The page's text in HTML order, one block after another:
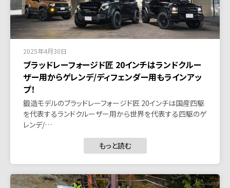
2025年4月30日
ブラッドレーフォージド匠 20インチはランドクルー
ザー用からゲレンデ/ディフェンダー用もラインアッ
プ！
鍛造モデルのブラッドレーフォージド匠 20インチは国産四駆
を代表するランドクルーザー用から世界を代表する四駆のゲ
レンデ/…
もっと読む